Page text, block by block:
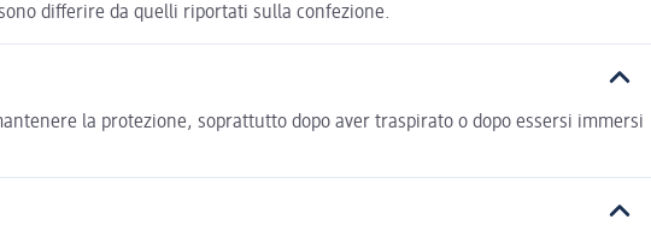
differire da quelli riportati sulla confezione.
la protezione, soprattutto dopo aver traspirato o dopo essersi immersi